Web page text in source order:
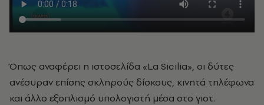
Όπως αναφέρει η ιστοσελίδα «La Sicilia», οι δύτες
ανέσυραν επίσης σκληρούς δίσκους, κινητά τηλέφωνα
και άλλο εξοπλισμό υπολογιστή μέσα στο γιοτ.